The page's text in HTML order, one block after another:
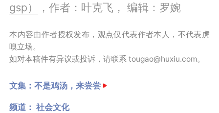
gsp）
，作者：叶克飞， 编辑：罗婉
本内容由作者授权发布，观点仅代表作者本人，不代表虎
嗅立场。
如对本稿件有异议或投诉，请联系 tougao@huxiu.com。
文集：不是鸡汤，来尝尝
频道： 社会文化